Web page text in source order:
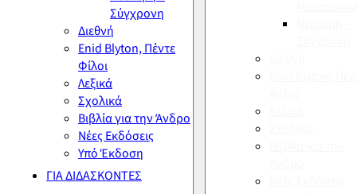
Σύγχρονη
Διεθνή
Enid Blyton, Πέντε
Φίλοι
Λεξικά
Σχολικά
Βιβλία για την Άνδρο
Νέες Εκδόσεις
Υπό Έκδοση
ΓΙΑ ΔΙΔΑΣΚΟΝΤΕΣ